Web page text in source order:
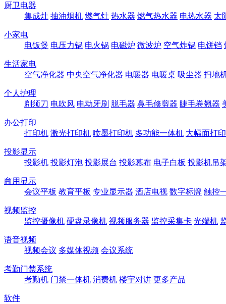
厨卫电器
集成灶 抽油烟机 燃气灶 热水器 燃气热水器 电热水器 太
小家电
电饭煲 电压力锅 电火锅 电磁炉 微波炉 空气炸锅 电饼铛
生活家电
空气净化器 中央空气净化器 电暖器 电暖桌 吸尘器 扫地
个人护理
剃须刀 电吹风 电动牙刷 脱毛器 鼻毛修剪器 睫毛卷翘器
办公打印
打印机 激光打印机 喷墨打印机 多功能一体机 大幅面打
投影显示
投影机 投影灯泡 投影展台 投影幕布 电子白板 投影机吊
商用显示
会议平板 教育平板 专业显示器 酒店电视 数字标牌 触控
视频监控
监控摄像机 硬盘录像机 视频服务器 监控采集卡 光端机
语音视频
视频会议 多媒体视频 会议系统
考勤门禁系统
考勤机 门禁一体机 消费机 楼宇对讲 更多产品
软件